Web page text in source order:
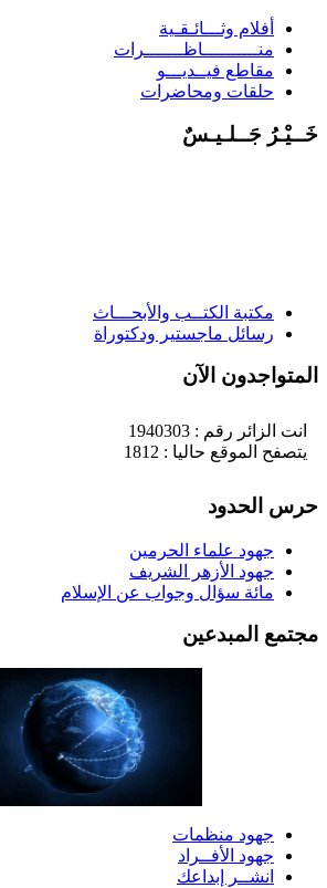
أفلام وثـــائـقـية
منــــــــــاظـــــــرات
مقاطع فيــديـــو
حلقات ومحاضرات
جَــلـيـسٌ
مكتبة الكتــب والأبحـــاث
رسائل ماجستير ودكتوراة
الآن
انت الزائر رقم : 1940303
يتصفح الموقع حاليا : 1812
الحدود
جهود علماء الحرمين
جهود الأزهر الشريف
مائة سؤال وجواب عن الإسلام
المبدعين
جهود منظمات
جهود الأفــراد
انشــر إبداعك